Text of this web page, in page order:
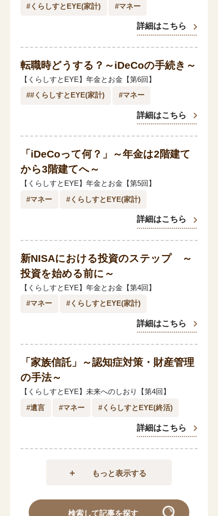
#くらしすとEYE(家計) #マネー
詳細はこちら
転職時どうする？～iDeCoの手続き～
【くらしすとEYE】年金とお金【第6回】
##くらしすとEYE(家計) #マネー
詳細はこちら
「iDeCoって何？」～年金は2階建て
から3階建てへ～
【くらしすとEYE】年金とお金【第5回】
#マネー #くらしすとEYE(家計)
詳細はこちら
新NISAにおける投資のステップ ～
投資を始める前に～
【くらしすとEYE】年金とお金【第4回】
#マネー #くらしすとEYE(家計)
詳細はこちら
「家族信託」～認知症対策・財産管理
の手法～
【くらしすとEYE】未来へのしおり【第4回】
#遺言 #マネー #くらしすとEYE(終活)
詳細はこちら
もっと表示する
検索して記事を探す